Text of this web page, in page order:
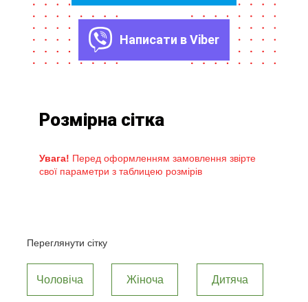
Написати в Viber
Розмірна сітка
Увага! Перед оформленням замовлення звірте
свої параметри з таблицею розмірів
Переглянути сітку
Чоловіча Жіноча Дитяча